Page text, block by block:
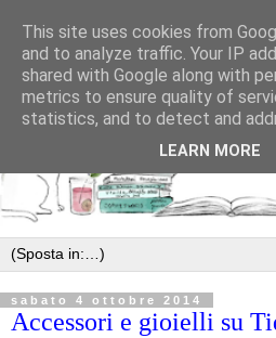
sabato 4 ottobre 2014
Accessori e gioielli su
This site uses cookies from
and to analyze traffic. Your IP
shared with Google along with
metrics to ensure quality of
statistics, and to detect and
LEARN MORE